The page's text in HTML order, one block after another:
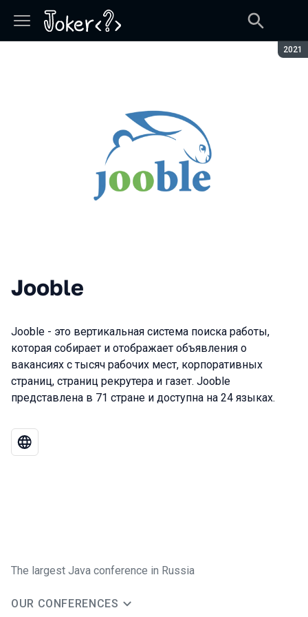
2021
Jooble
Jooble - это вертикальная система поиска работы,
которая собирает и отображает объявления о
вакансиях с тысяч рабочих мест, корпоративных
страниц, страниц рекрутера и газет. Jooble
представлена ​​в 71 стране и доступна на 24 языках.
The largest Java conference in Russia
OUR CONFERENCES